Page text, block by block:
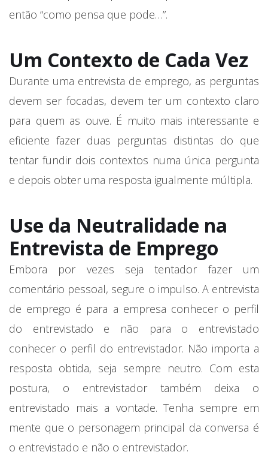
então “como pensa que pode…”.
Um Contexto de Cada Vez
Durante uma entrevista de emprego, as perguntas
devem ser focadas, devem ter um contexto claro
para quem as ouve. É muito mais interessante e
eficiente fazer duas perguntas distintas do que
tentar fundir dois contextos numa única pergunta
e depois obter uma resposta igualmente múltipla.
Use da Neutralidade na
Entrevista de Emprego
Embora por vezes seja tentador fazer um
comentário pessoal, segure o impulso. A entrevista
de emprego é para a empresa conhecer o perfil
do entrevistado e não para o entrevistado
conhecer o perfil do entrevistador. Não importa a
resposta obtida, seja sempre neutro. Com esta
postura, o entrevistador também deixa o
entrevistado mais a vontade. Tenha sempre em
mente que o personagem principal da conversa é
o entrevistado e não o entrevistador.